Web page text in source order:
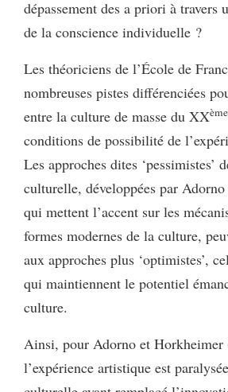
dépassement des a priori à travers
de la conscience individuelle ?
Les théoriciens de l’École de
nombreuses pistes différenciées
entre la culture de masse du XXème
conditions de possibilité de
Les approches dites ‘pessimistes’
culturelle, développées par
qui mettent l’accent sur les
formes modernes de la culture,
aux approches plus ‘optimistes’,
qui maintiennent le potentiel
culture.
Ainsi, pour Adorno et Horkheimer
l’expérience artistique est